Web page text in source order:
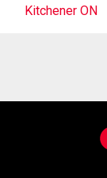
Kitchener ON